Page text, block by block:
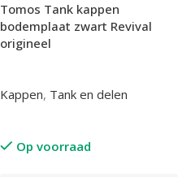
Tomos Tank kappen
bodemplaat zwart Revival
origineel
Kappen, Tank en delen
Op voorraad